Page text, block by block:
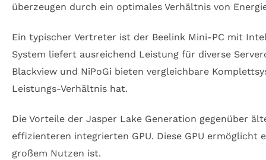
überzeugen durch ein optimales Verhältnis von
Ein typischer Vertreter ist der Beelink Mini-PC mit
System liefert ausreichend Leistung für diverse
Blackview und NiPoGi bieten vergleichbare
Leistungs-Verhältnis hat.
Die Vorteile der Jasper Lake Generation gegenüber
effizienteren integrierten GPU. Diese GPU ermöglicht
großem Nutzen ist.